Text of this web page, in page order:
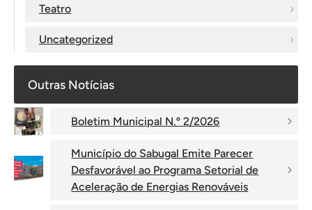
Teatro
Uncategorized
Outras Notícias
Boletim Municipal N.º 2/2026
Município do Sabugal Emite Parecer
Desfavorável ao Programa Setorial de
Aceleração de Energias Renováveis